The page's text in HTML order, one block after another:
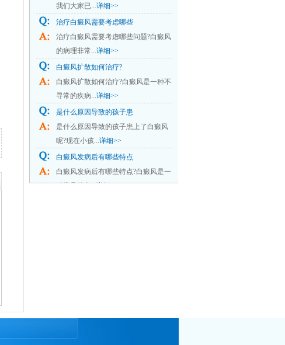
我们大家已...详细>>
治疗白癜风需要考虑哪些
治疗白癜风需要考虑哪些问题?白癜风
的病理非常...详细>>
白癜风扩散如何治疗?
白癜风扩散如何治疗?白癜风是一种不
寻常的疾病...详细>>
是什么原因导致的孩子患
是什么原因导致的孩子患上了白癜风
呢?现在小孩...详细>>
白癜风发病后有哪些特点
白癜风发病后有哪些特点?白癜风是一
种常见的色...详细>>